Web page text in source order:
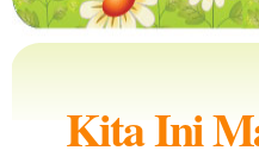
Kita Ini